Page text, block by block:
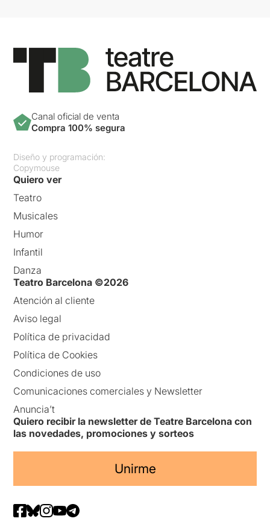
Canal oficial de venta
Compra 100% segura
Diseño y programación:
Copymouse
Quiero ver
Teatro
Musicales
Humor
Infantil
Danza
Teatro Barcelona ©2026
Atención al cliente
Aviso legal
Política de privacidad
Política de Cookies
Condiciones de uso
Comunicaciones comerciales y Newsletter
Anuncia’t
Quiero recibir la newsletter de Teatre Barcelona con
las novedades, promociones y sorteos
Unirme